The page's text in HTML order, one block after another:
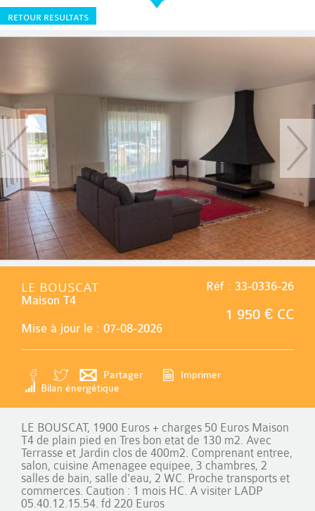
RETOUR RESULTATS
Réf : 33-0336-26
1 950 € CC
LE BOUSCAT
Maison T4
Mise à jour le : 07-08-2026
Partager
Imprimer
Bilan énergétique
LE BOUSCAT, 1900 Euros + charges 50 Euros Maison
T4 de plain pied en Tres bon etat de 130 m2. Avec
Terrasse et Jardin clos de 400m2. Comprenant entree,
salon, cuisine Amenagee equipee, 3 chambres, 2
salles de bain, salle d'eau, 2 WC. Proche transports et
commerces. Caution : 1 mois HC. A visiter LADP
05.40.12.15.54. fd 220 Euros